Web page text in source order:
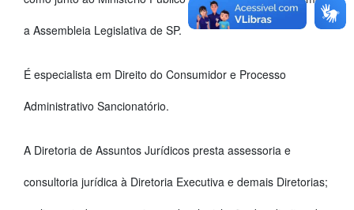
a Assembleia Legislativa de SP.
É especialista em Direito do Consumidor e Processo
Administrativo Sancionatório.
A Diretoria de Assuntos Jurídicos presta assessoria e
consultoria jurídica à Diretoria Executiva e demais Diretorias;